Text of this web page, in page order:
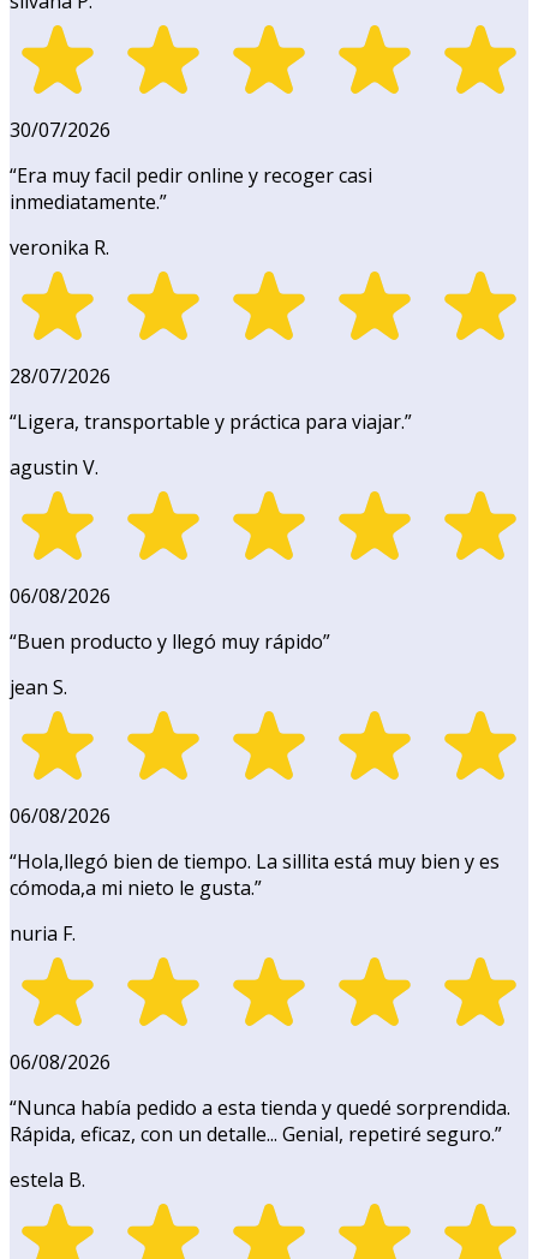
30/07/2026
“Era muy facil pedir online y recoger casi
inmediatamente.”
veronika R.
28/07/2026
“Ligera, transportable y práctica para viajar.”
agustin V.
06/08/2026
“Buen producto y llegó muy rápido”
jean S.
06/08/2026
“Hola,llegó bien de tiempo. La sillita está muy bien y es
cómoda,a mi nieto le gusta.”
nuria F.
06/08/2026
“Nunca había pedido a esta tienda y quedé sorprendida.
Rápida, eficaz, con un detalle... Genial, repetiré seguro.”
estela B.